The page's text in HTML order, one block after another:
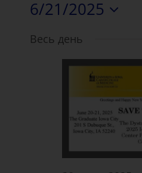
6/21/2025
дату.
Весь день